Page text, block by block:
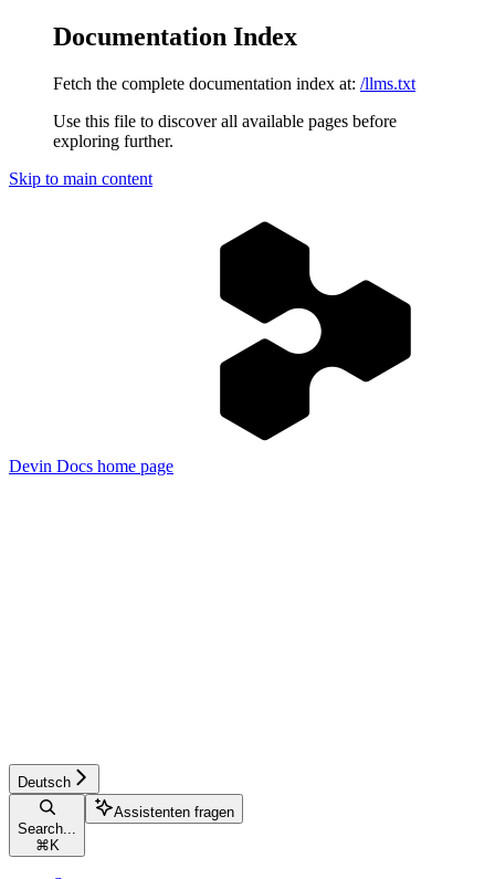
Documentation Index
Fetch the complete documentation index at: /llms.txt
Use this file to discover all available pages before
exploring further.
Skip to main content
Devin Docs home page
Deutsch
Search...
⌘ K
Assistenten fragen